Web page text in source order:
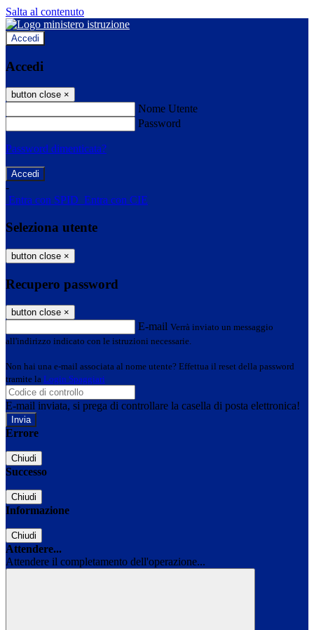
Salta al contenuto
Accedi
Accedi
button close ×
Nome Utente
Password
Password dimenticata?
-
Entra con SPID Entra con CIE
Seleziona utente
button close ×
Recupero password
button close ×
E-mail Verrà inviato un messaggio
all'indirizzo indicato con le istruzioni necessarie.
Non hai una e-mail associata al nome utente? Effettua il reset della password
tramite la Login Spaggiari
E-mail inviata, si prega di controllare la casella di posta elettronica!
Errore
Chiudi
Successo
Chiudi
Informazione
Chiudi
Attendere...
Attendere il completamento dell'operazione...